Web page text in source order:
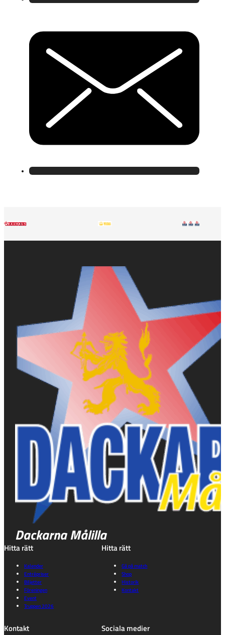
Dackarna Målilla
Hitta rätt
Kalender
Entrépriser
Biljetter
Föreningen
Event
Truppen 2026
Hitta rätt
Gå på match
Shop
Historik
Kontakt
Kontakt Sociala medier